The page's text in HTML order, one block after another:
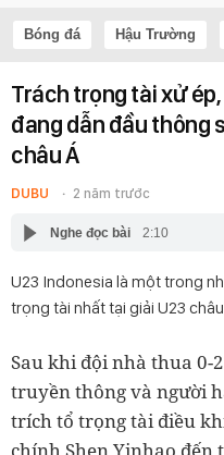
Bóng đá Hậu Trường
Trách trọng tài xử
đang dẫn đầu thông
châu Á
DUBU 2 năm trước
Nghe đọc bài 2:10
U23 Indonesia là một trong
trọng tài nhất tại giải U23
Sau khi đội nhà thua 0-
truyền thông và người
trích tổ trọng tài điều